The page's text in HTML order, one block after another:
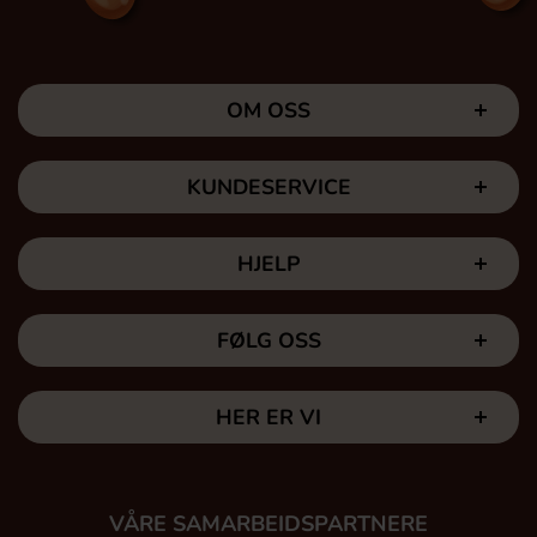
OM OSS
KUNDESERVICE
HJELP
FØLG OSS
HER ER VI
VÅRE SAMARBEIDSPARTNERE